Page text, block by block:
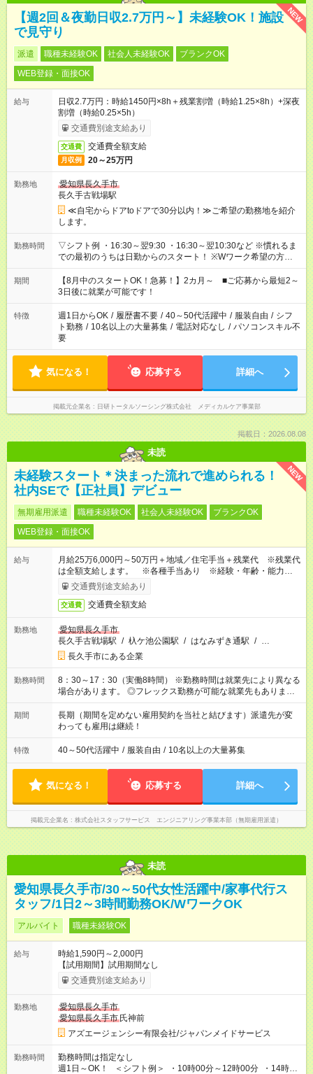
NEW
【週2回＆夜勤日収2.7万円～】未経験OK！施設
で見守り
派遣 職種未経験OK 社会人未経験OK
ブランクOK
WEB登録・面接OK
給与
日収2.7万円：時給1450円×8h＋残業割増（時給1.25×8h）+深夜
割増（時給0.25×5h）
交通費別途支給あり
交通費 交通費全額支給
月収例 20～25万円
勤務地
愛知県長久手市
長久手古戦場駅
≪自宅からドアtoドアで30分以内！≫ご希望の勤務地を紹介
します。
勤務時間
▽シフト例 ・16:30～翌9:30 ・16:30～翌10:30など ※慣れるま
での最初のうちは日勤からのスタート！ ※Wワーク希望の方へ
今ご覧のお仕事で希望する勤務時間と、もう1つのお仕事の勤務
時間。 合計で週40時間を超える場合は応募できません。
期間
【8月中のスタートOK！急募！】2カ月～ ■ご応募から最短2～
3日後に就業が可能です！
特徴 週1日からOK / 履歴書不要 / 40～50代活躍中 / 服装自由 / シフ
ト勤務 / 10名以上の大量募集 / 電話対応なし / パソコンスキル不
要
気になる！ 応募する 詳細へ
掲載元企業名 日研トータルソーシング株式会社 メディカルケア事業部
掲載日：2026.08.08
未読
NEW
未経験スタート＊決まった流れで進められる！
社内SEで【正社員】デビュー
無期雇用派遣 職種未経験OK 社会人未経験OK
ブランクOK
WEB登録・面接OK
給与
月給25万6,000円～50万円＋地域／住宅手当＋残業代 ※残業代
は全額支給します。 ※各種手当あり ※経験・年齢・能力等を
考慮して加給・優遇します。
交通費別途支給あり
交通費 交通費全額支給
勤務地
愛知県長久手市
長久手古戦場駅 / 杁ケ池公園駅 / はなみずき通駅 / …
長久手市にある企業
勤務時間
8：30～17：30（実働8時間） ※勤務時間は就業先により異なる
場合があります。 ◎フレックス勤務が可能な就業先もありま
す。 ◎今よりもさらに働きやすい環境をつくるべく、 働き方
改革に全社をあげて取り組んでいます。
期間
長期（期間を定めない雇用契約を当社と結びます）派遣先が変
わっても雇用は継続！
特徴 40～50代活躍中 / 服装自由 / 10名以上の大量募集
気になる！ 応募する 詳細へ
掲載元企業名 株式会社スタッフサービス エンジニアリング事業本部（無期雇用派遣）
未読
愛知県長久手市/30～50代女性活躍中/家事代行ス
タッフ/1日2～3時間勤務OK/WワークOK
アルバイト 職種未経験OK
給与
時給1,590円～2,000円
【試用期間】試用期間なし
交通費別途支給あり
勤務地
愛知県長久手市
愛知県長久手市 氏神前
アズエージェンシー有限会社/ジャパンメイドサービス
勤務時間
勤務時間は指定なし
週1日～OK！ ＜シフト例＞ ・10時00分～12時00分 ・14時00